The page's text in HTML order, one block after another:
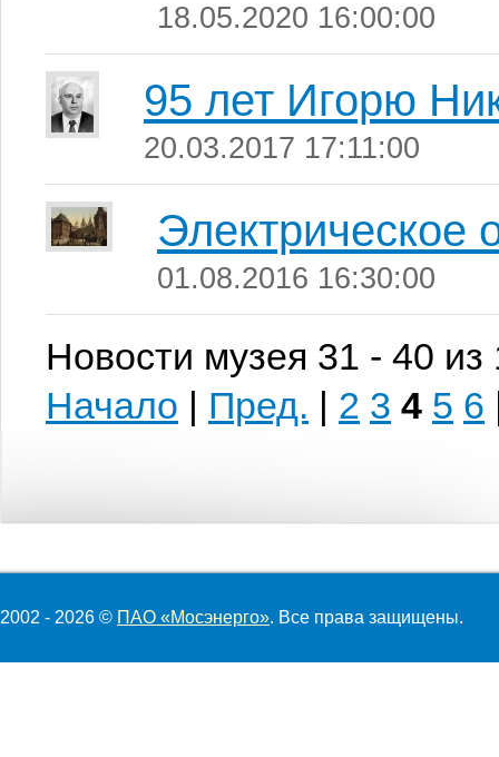
18.05.2020 16:00:00
95 лет Игорю
20.03.2017 17:11:00
Электрическое
01.08.2016 16:30:00
Новости музея 31 - 40 из
Начало | Пред. | 2 3 4 5 6
2002 - 2026 © ПАО «Мосэнерго». Все права защищены.